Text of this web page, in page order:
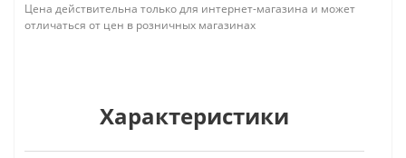
Цена действительна только для интернет-магазина и может
отличаться от цен в розничных магазинах
Характеристики